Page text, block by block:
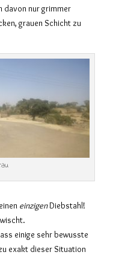
davon nur grimmer
grauen Schicht zu
einzigenDiebstahl!
einige sehr bewusste
exakt dieser Situation